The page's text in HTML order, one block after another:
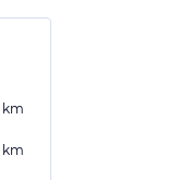
km
km